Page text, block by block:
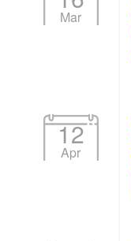
Mar
12
Apr